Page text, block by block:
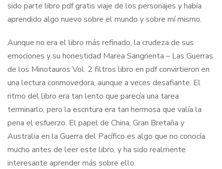
sido parte libro pdf gratis viaje de los personajes y había
aprendido algo nuevo sobre el mundo y sobre mí mismo.
Aunque no era el libro más refinado, la crudeza de sus
emociones y su honestidad Marea Sangrienta – Las Guerras
de los Minotauros Vol. 2 filtros libro en pdf convirtieron en
una lectura conmovedora, aunque a veces desafiante. El
ritmo del libro era tan lento que parecía una tarea
terminarlo, pero la escritura era tan hermosa que valía la
pena el esfuerzo. El papel de China, Gran Bretaña y
Australia en la Guerra del Pacífico es algo que no conocía
mucho antes de leer este libro, y ha sido realmente
interesante aprender más sobre ello.